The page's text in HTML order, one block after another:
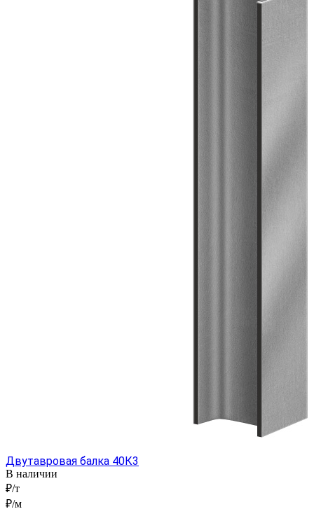
Двутавровая балка 40К3
В наличии
₽/т
₽/м